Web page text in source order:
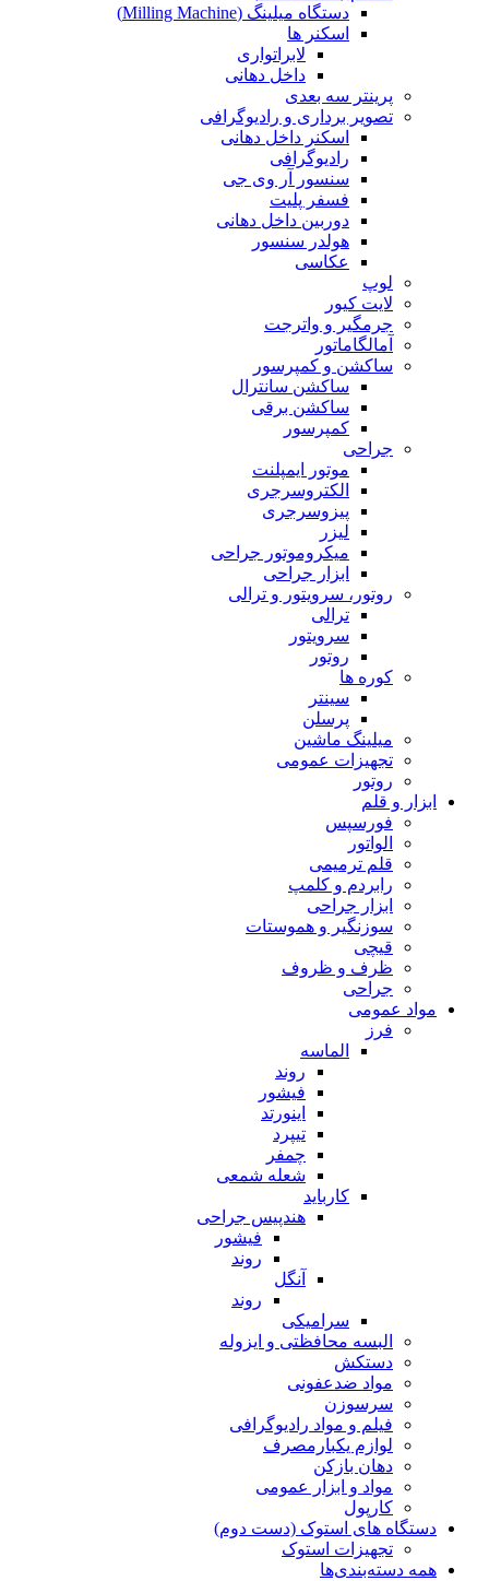
دستگاه میلینگ (Milling Machine)
اسکنر ها
لابراتواری
داخل دهانی
پرینتر سه بعدی
تصویر برداری و رادیوگرافی
اسکنر داخل دهانی
رادیوگرافی
سنسور آر وی جی
فسفر پلیت
دوربین داخل دهانی
هولدر سنسور
عکاسی
لوپ
لایت کیور
جرمگیر و واترجت
آمالگاماتور
ساکشن و کمپرسور
ساکشن سانترال
ساکشن برقی
کمپرسور
جراحی
موتور ایمپلنت
الکتروسرجری
پیزوسرجری
لیزر
میکروموتور جراحی
ابزار جراحی
روتور، سرویتور و ترالی
ترالی
سرویتور
روتور
کوره ها
سینتر
پرسلن
میلینگ ماشین
تجهیزات عمومی
روتور
ابزار و قلم
فورسپس
الواتور
قلم ترمیمی
رابردم و کلمپ
ابزار جراحی
سوزنگیر و هموستات
قیچی
ظرف و ظروف
جراحی
مواد عمومی
فرز
الماسه
روند
فیشور
اینورتد
تیپرد
چمفر
شعله شمعی
کارباید
هندپیس جراحی
فیشور
روند
آنگل
روند
سرامیکی
البسه محافظتی و ایزوله
دستکش
مواد ضدعفونی
سرسوزن
فیلم و مواد رادیوگرافی
لوازم یکبارمصرف
دهان بازکن
مواد و ابزار عمومی
کارپول
دستگاه های استوک (دست دوم)
تجهیزات استوک
همه دسته‌بندی‌ها